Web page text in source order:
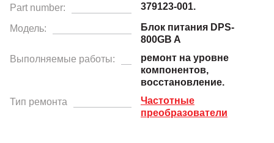
Part number: 379123-001.
Модель:
Блок питания DPS-
800GB A
Выполняемые работы:
ремонт на уровне
компонентов,
восстановление.
Тип ремонта
Частотные
преобразователи